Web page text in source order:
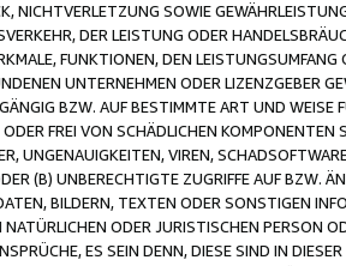
NICHTVERLETZUNG SOWIE
DER LEISTUNG ODER
FUNKTIONEN, DEN
UNTERNEHMEN ODER LIZENZGEBER
BZW. AUF BESTIMMTE ART UND
ODER FREI VON SCHÄDLICHEN
UNGENAUIGKEITEN, VIREN,
(B) UNBERECHTIGTE ZUGRIFFE AUF BZW.
BILDERN, TEXTEN ODER SONSTIGEN
NATÜRLICHEN ODER JURISTISCHEN PERSON
ES SEIN DENN, DIESE SIND IN